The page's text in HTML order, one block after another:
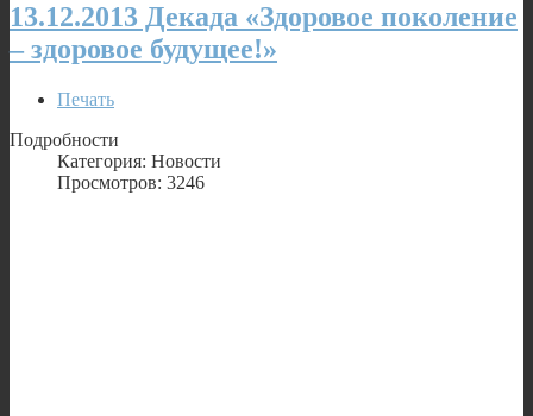
13.12.2013 Декада «Здоровое поколение
– здоровое будущее!»
Печать
Подробности
Категория: Новости
Просмотров: 3246